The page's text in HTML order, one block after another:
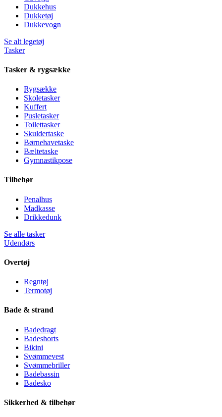
Dukkehus
Dukketøj
Dukkevogn
Se alt legetøj
Tasker
Tasker & rygsække
Rygsække
Skoletasker
Kuffert
Pusletasker
Toilettasker
Skuldertaske
Børnehavetaske
Bæltetaske
Gymnastikpose
Tilbehør
Penalhus
Madkasse
Drikkedunk
Se alle tasker
Udendørs
Overtøj
Regntøj
Termotøj
Bade & strand
Badedragt
Badeshorts
Bikini
Svømmevest
Svømmebriller
Badebassin
Badesko
Sikkerhed & tilbehør